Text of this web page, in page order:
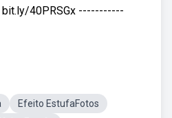
40PRSGx -----------
Efeito EstufaFotos